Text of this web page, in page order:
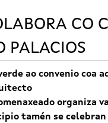
CO
PALACIOS
ao convenio coa
organiza
tamén se